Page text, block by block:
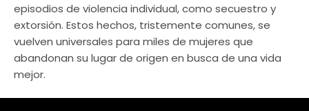
episodios de violencia individual, como secuestro y
extorsión. Estos hechos, tristemente comunes, se
vuelven universales para miles de mujeres que
abandonan su lugar de origen en busca de una vida
mejor.